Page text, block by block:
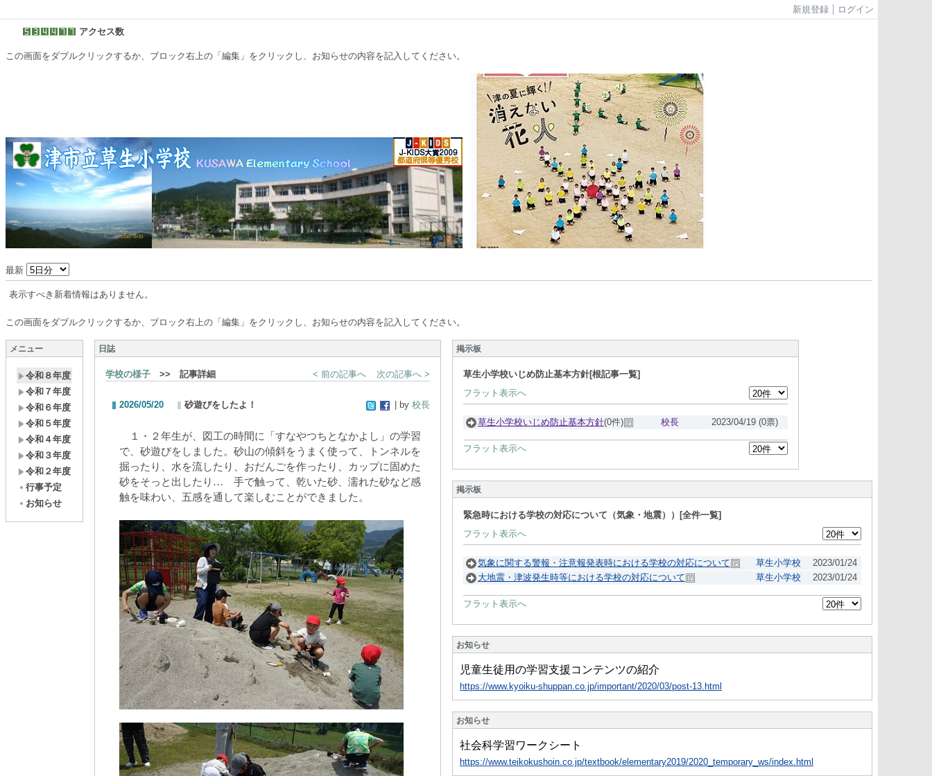
新規登録 ログイン
アクセス数
この画面をダブルクリックするか、ブロック右上の「編集」をクリックし、お知らせの内容を記入してください。
最新
表示すべき新着情報はありません。
この画面をダブルクリックするか、ブロック右上の「編集」をクリックし、お知らせの内容を記入してください。
メニュー
令和８年度
令和７年度
令和６年度
令和５年度
令和４年度
令和３年度
令和２年度
行事予定
お知らせ
日誌
学校の様子 >> 記事詳細 < 前の記事へ 次の記事へ >
2026/05/20 砂遊びをしたよ！ | by 校長
１・２年生が、図工の時間に「すなやつちとなかよし」の学習
で、砂遊びをしました。砂山の傾斜をうまく使って、トンネルを
掘ったり、水を流したり、おだんごを作ったり、カップに固めた
砂をそっと出したり… 手で触って、乾いた砂、濡れた砂など感
触を味わい、五感を通して楽しむことができました。
掲示板
草生小学校いじめ防止基本方針[根記事一覧]
フラット表示へ
草生小学校いじめ防止基本方針(0件) 校長 2023/04/19 (0票)
フラット表示へ
掲示板
緊急時における学校の対応について（気象・地震））[全件一覧]
フラット表示へ
気象に関する警報・注意報発表時における学校の対応について 草生小学校
2023/01/24
大地震・津波発生時等における学校の対応について
草生小学校 2023/01/24
フラット表示へ
お知らせ
児童生徒用の学習支援コンテンツの紹介
https://www.kyoiku-shuppan.co.jp/important/2020/03/post-13.html
お知らせ
社会科学習ワークシート
https://www.teikokushoin.co.jp/textbook/elementary2019/2020_temporary_ws/index.html